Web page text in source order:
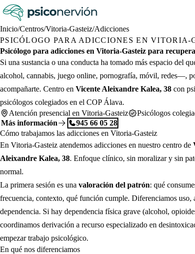
Inicio/Centros/Vitoria-Gasteiz/Adicciones
PSICÓLOGO PARA ADICCIONES EN VITORIA-
Psicólogo para adicciones en Vitoria-Gasteiz para
Si una sustancia o una conducta ha tomado más espacio del
alcohol, cannabis, juego online, pornografía, móvil, redes—,
acompañarte. Centro en Vicente Aleixandre Kalea, 38 con
psicólogos colegiados en el COP Álava.
Atención presencial en Vitoria-Gasteiz
Psicólogos
Más información
945 66 05 28
Cómo trabajamos las adicciones en Vitoria-Gasteiz
En Vitoria-Gasteiz atendemos adicciones en nuestro centro de
Aleixandre Kalea, 38. Enfoque clínico, sin moralizar y sin
normal.
La primera sesión es una valoración del patrón: qué
frecuencia, contexto, qué función cumple. Diferenciamos uso,
dependencia. Si hay dependencia física grave (alcohol,
coordinamos derivación a recurso especializado en
empezar trabajo psicológico.
En qué nos diferenciamos